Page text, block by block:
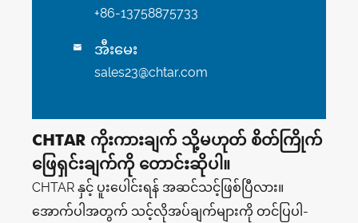
+86-13758875733
 အီးမေး
sales23@chtar.com
CHTAR ကိုးကားချက် သို့မဟုတ် စိတ်ကြိုက်
ဖြေရှင်းချက်ကို တောင်းဆိုပါ။
CHTAR နှင့် ပူးပေါင်းရန် အဆင်သင့်ဖြစ်ပြီလား။
အောက်ပါအတွက် သင့်လိုအပ်ချက်များကို တင်ပြပါ-